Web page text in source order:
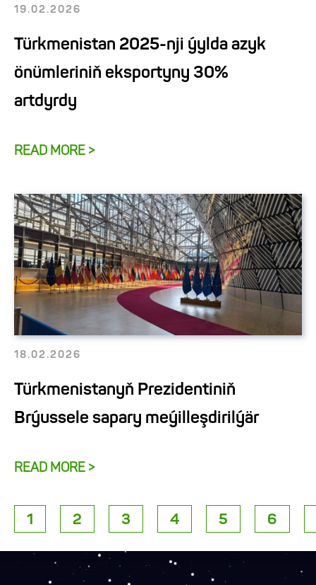
19.02.2026
Türkmenistan 2025-nji ýylda azyk
önümleriniň eksportyny 30%
artdyrdy
READ MORE >
18.02.2026
Türkmenistanyň Prezidentiniň
Brýussele sapary meýilleşdirilýär
READ MORE >
1 2 3 4 5 6